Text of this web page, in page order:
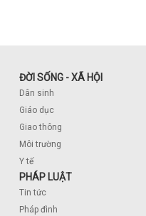
ĐỜI SỐNG - XÃ HỘI
Dân sinh
Giáo dục
Giao thông
Môi trường
Y tế
PHÁP LUẬT
Tin tức
Pháp đình